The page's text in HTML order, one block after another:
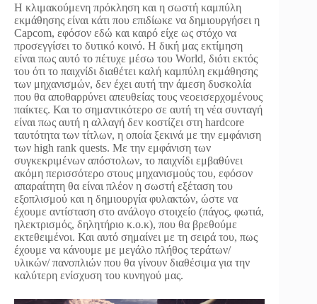
Η κλιμακούμενη πρόκληση και η σωστή καμπύλη
εκμάθησης είναι κάτι που επιδίωκε να δημιουργήσει η
Capcom, εφόσον εδώ και καιρό είχε ως στόχο να
προσεγγίσει το δυτικό κοινό. Η δική μας εκτίμηση
είναι πως αυτό το πέτυχε μέσω του World, διότι εκτός
του ότι το παιχνίδι διαθέτει καλή καμπύλη εκμάθησης
των μηχανισμών, δεν έχει αυτή την άμεση δυσκολία
που θα αποθαρρύνει απευθείας τους νεοεισερχομένους
παίκτες. Και το σημαντικότερο σε αυτή τη νέα συνταγή
είναι πως αυτή η αλλαγή δεν κοστίζει στη hardcore
ταυτότητα των τίτλων, η οποία ξεκινά με την εμφάνιση
των high rank quests. Με την εμφάνιση των
συγκεκριμένων απόστολων, το παιχνίδι εμβαθύνει
ακόμη περισσότερο στους μηχανισμούς του, εφόσον
απαραίτητη θα είναι πλέον η σωστή εξέταση του
εξοπλισμού και η δημιουργία φυλακτών, ώστε να
έχουμε αντίσταση στο ανάλογο στοιχείο (πάγος, φωτιά,
ηλεκτρισμός, δηλητήριο κ.ο.κ), που θα βρεθούμε
εκτεθειμένοι. Και αυτό σημαίνει με τη σειρά του, πως
έχουμε να κάνουμε με μεγάλο πλήθος τεράτων/
υλικών/ πανοπλιών που θα γίνουν διαθέσιμα για την
καλύτερη ενίσχυση του κυνηγού μας.